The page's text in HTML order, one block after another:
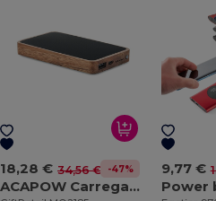
18,28 € 34,56 € -47%
ACAPOW Carregador sem fios em acácia
9,77 €